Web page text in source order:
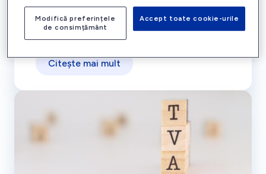
Ai nevoie de ajutor rapid? LiveChat-ul
Distrigaz Sud Rețele e aici pentru tine!
LiveChat-ul este cea mai simplă și rapidă
Distrigaz Sud Rețele. Fără apeluri, fără e-
mailuri – doar ne scrii și primești răspuns pe
altele, am creat LiveChat-ul Distrigaz […]
Citește mai mult
Modifică preferințele
de consimțământ
Accept toate cookie-urile